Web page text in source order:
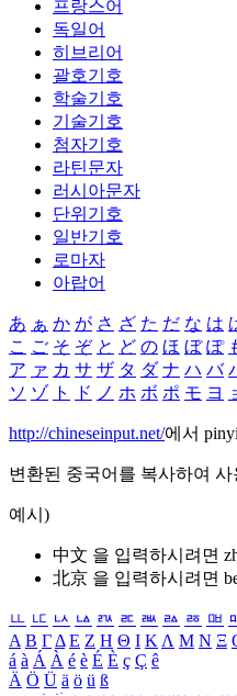
프랑스어
독일어
히브리어
괄호기호
학술기호
기술기호
첨자기호
라틴문자
러시아문자
단위기호
일반기호
로마자
아랍어
あ ぁ か が さ ざ た だ な は
こ ご そ ぞ と ど の ほ ぼ ぽ
ア ァ カ サ ザ タ ダ ナ ハ バ
ソ ゾ ト ド ノ ホ ボ ポ モ ヨ
http://chineseinput.net/에서
변환된 중국어를 복사하여
예시)
中文 을 입력하시려면
北京 을 입력하시려면
ㅥ ㅦ ㅧ ㅨ ㅩ ㅪ ㅫ ㅬ ㅭ ㅮ
Α Β ΓΔ Ε Ζ Η Θ Ι ΚΛ Μ Ν Ξ
á à Á À é è É È ç Ç ê
Ä Ö Ü ä ö ü ß